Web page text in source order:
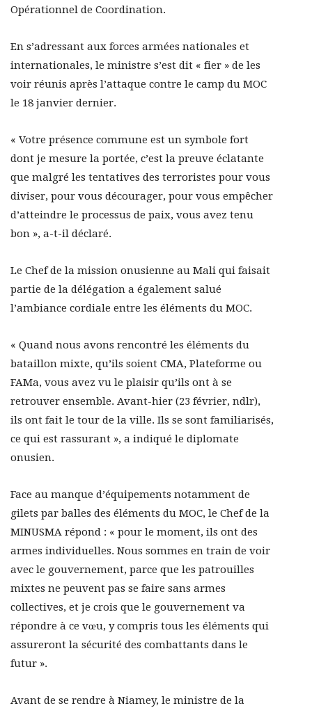
Opérationnel de Coordination.
En s’adressant aux forces armées nationales et
internationales, le ministre s’est dit « fier » de les
voir réunis après l’attaque contre le camp du MOC
le 18 janvier dernier.
« Votre présence commune est un symbole fort
dont je mesure la portée, c’est la preuve éclatante
que malgré les tentatives des terroristes pour vous
diviser, pour vous décourager, pour vous empêcher
d’atteindre le processus de paix, vous avez tenu
bon », a-t-il déclaré.
Le Chef de la mission onusienne au Mali qui faisait
partie de la délégation a également salué
l’ambiance cordiale entre les éléments du MOC.
« Quand nous avons rencontré les éléments du
bataillon mixte, qu’ils soient CMA, Plateforme ou
FAMa, vous avez vu le plaisir qu’ils ont à se
retrouver ensemble. Avant-hier (23 février, ndlr),
ils ont fait le tour de la ville. Ils se sont familiarisés,
ce qui est rassurant », a indiqué le diplomate
onusien.
Face au manque d’équipements notamment de
gilets par balles des éléments du MOC, le Chef de la
MINUSMA répond : « pour le moment, ils ont des
armes individuelles. Nous sommes en train de voir
avec le gouvernement, parce que les patrouilles
mixtes ne peuvent pas se faire sans armes
collectives, et je crois que le gouvernement va
répondre à ce vœu, y compris tous les éléments qui
assureront la sécurité des combattants dans le
futur ».
Avant de se rendre à Niamey, le ministre de la